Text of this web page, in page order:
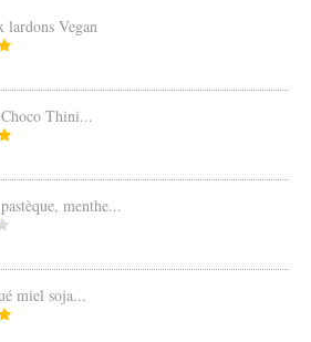
lardons Vegan
Thini...
menthe...
miel soja...